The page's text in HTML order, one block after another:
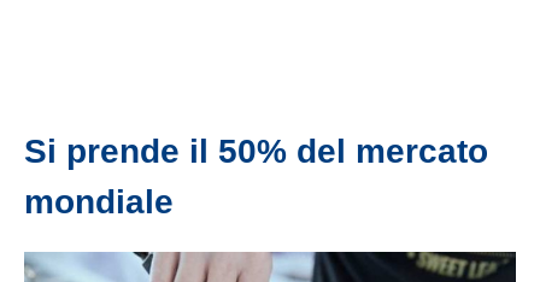
Si prende il 50% del mercato
mondiale